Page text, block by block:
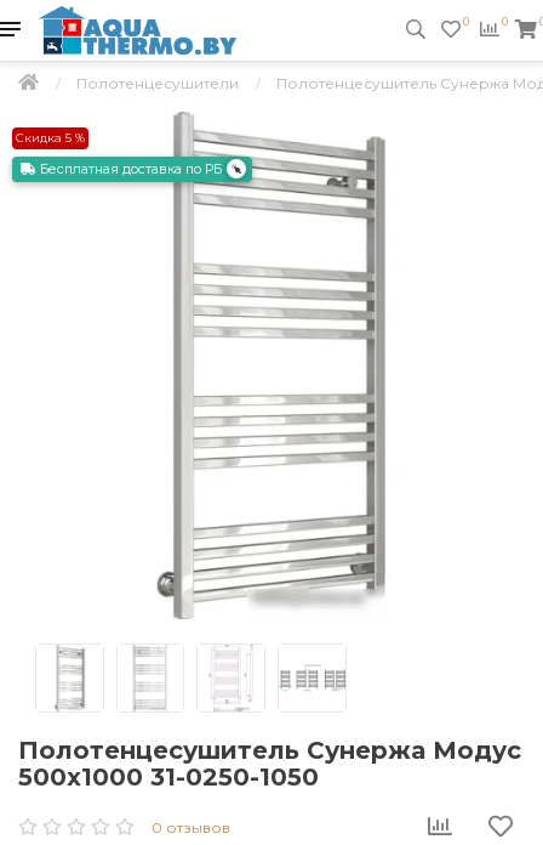
0 0
Полотенцесушители Полотенцесушитель Сунержа
Скидка 5 %
Бесплатная доставка по РБ
Полотенцесушитель Сунержа Модус
500x1000 31-0250-1050
0 отзывов